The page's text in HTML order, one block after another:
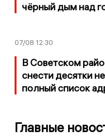
чёрный дым над
07/08 12:30
В Советском
снести десятки
полный список
Главные